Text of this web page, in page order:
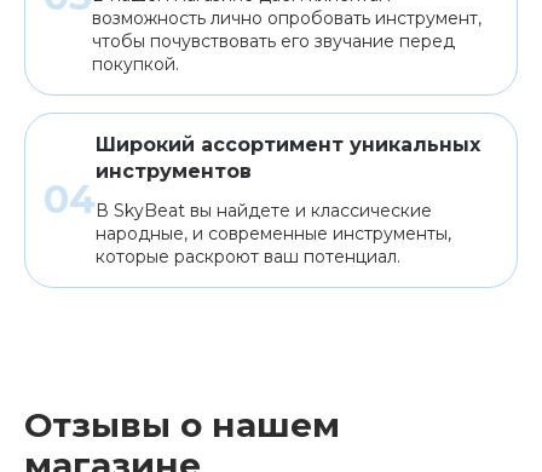
возможность лично опробовать инструмент,
чтобы почувствовать его звучание перед
покупкой.
Широкий ассортимент уникальных
инструментов
В SkyBeat вы найдете и классические
народные, и современные инструменты,
которые раскроют ваш потенциал.
Отзывы о нашем